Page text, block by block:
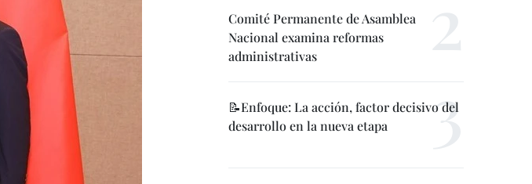
Comité Permanente de Asamblea
Nacional examina reformas
administrativas
📝Enfoque: La acción, factor decisivo del
desarrollo en la nueva etapa